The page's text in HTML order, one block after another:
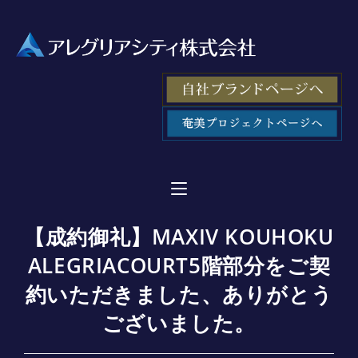
【成約御礼】MAXIV KOUHOKU
ALEGRIACOURT5階部分をご契
約いただきました、ありがとう
ございました。